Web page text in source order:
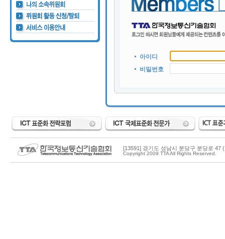
아이디
비밀번호
[13591] 경기도 성남시 분당구 분당로 47
Copyright 2009 TTA All Rights Reserved.